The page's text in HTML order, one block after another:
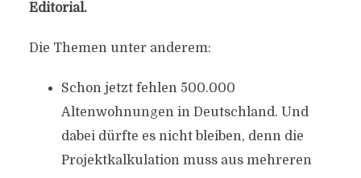
Editorial.
Die Themen unter anderem:
Schon jetzt fehlen 500.000
Altenwohnungen in Deutschland. Und
dabei dürfte es nicht bleiben, denn die
Projektkalkulation muss aus mehreren